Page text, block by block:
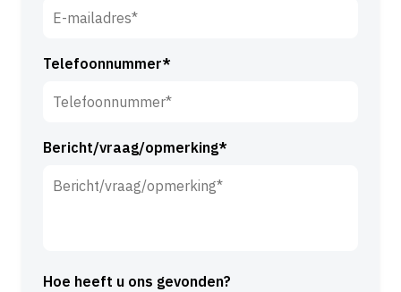
m
Telefoonnummer*
Bericht/vraag/opmerking*
Hoe heeft u ons gevonden?